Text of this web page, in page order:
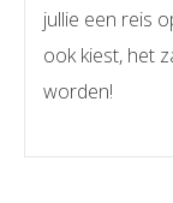
jullie een reis
ook kiest, het
worden!